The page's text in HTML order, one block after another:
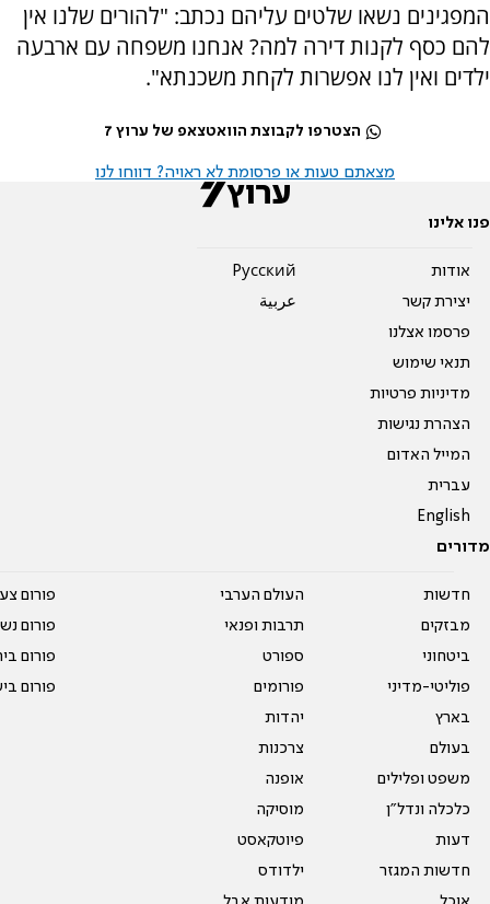
המפגינים נשאו שלטים עליהם נכתב: "להורים שלנו אין
להם כסף לקנות דירה למה? אנחנו משפחה עם ארבעה
ילדים ואין לנו אפשרות לקחת משכנתא".
הצטרפו לקבוצת הוואטצאפ של ערוץ 7
מצאתם טעות או פרסומת לא ראויה? דווחו לנו
פנו אלינו
אודות
יצירת קשר
פרסמו אצלנו
תנאי שימוש
מדיניות פרטיות
הצהרת נגישות
המייל האדום
עברית
English
Pусский
عربية
מדורים
חדשות
מבזקים
ביטחוני
פוליטי-מדיני
בארץ
בעולם
משפט ופלילים
כלכלה ונדל"ן
דעות
חדשות המגזר
העולם הערבי
תרבות ופנאי
ספורט
פורומים
יהדות
צרכנות
אופנה
מוסיקה
פיוטקאסט
ילדודס
פורום
פורום
פורום
פורום